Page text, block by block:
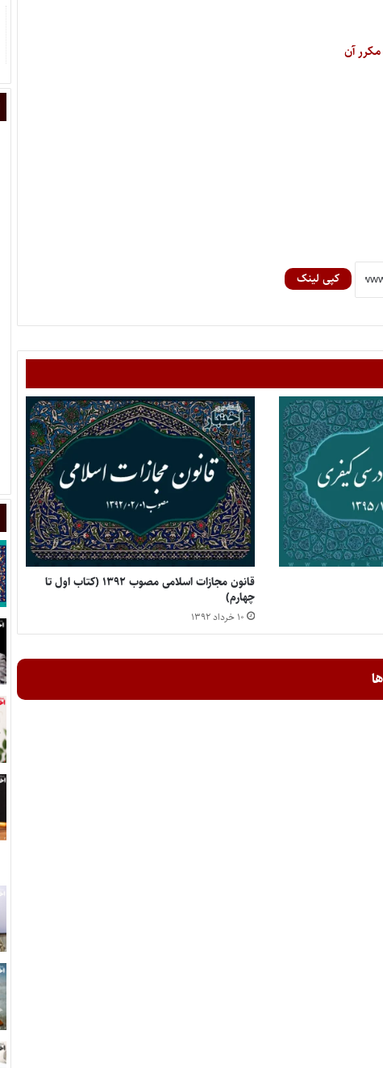
کپی لینک
قانون مجازات اسلامی مصوب ۱۳۹۲ (کتاب اول تا
چهارم)
۱۰ خرداد ۱۳۹۲